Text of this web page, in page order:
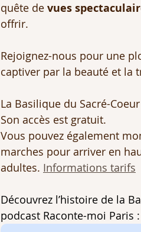
quête de vues
offrir.
Rejoignez-nous pour une
captiver par la beauté et la
La Basilique du Sacré-
Son accès est gratuit.
Vous pouvez également
marches pour arriver en
adultes. Informations tarifs
Découvrez l’histoire de la
podcast Raconte-moi Paris :